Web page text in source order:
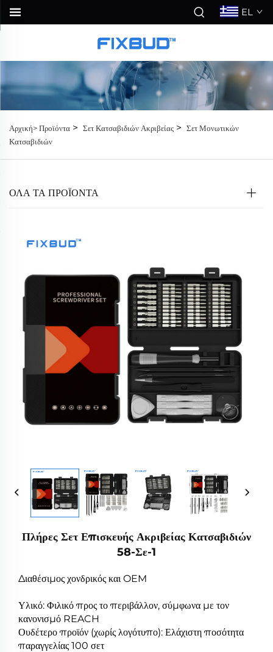
EL
Αρχική>Προϊόντα > Σετ Κατσαβιδιών Ακριβείας > Σετ Μονωτικών
Κατσαβιδιών
ΟΛΑ ΤΑ ΠΡΟΪΟΝΤΑ
Πλήρες Σετ Επισκευής Ακριβείας Κατσαβιδιών
58-Σε-1
Διαθέσιμος χονδρικός και OEM
Υλικό: Φιλικό προς το περιβάλλον, σύμφωνα με τον
κανονισμό REACH
Ουδέτερο προϊόν (χωρίς λογότυπο): Ελάχιστη ποσότητα
παραγγελίας 100 σετ